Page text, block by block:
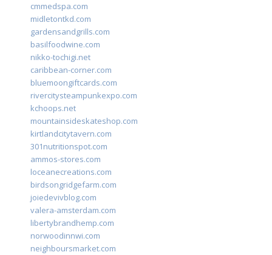
cmmedspa.com
midletontkd.com
gardensandgrills.com
basilfoodwine.com
nikko-tochigi.net
caribbean-corner.com
bluemoongiftcards.com
rivercitysteampunkexpo.com
kchoops.net
mountainsideskateshop.com
kirtlandcitytavern.com
301nutritionspot.com
ammos-stores.com
loceanecreations.com
birdsongridgefarm.com
joiedevivblog.com
valera-amsterdam.com
libertybrandhemp.com
norwoodinnwi.com
neighboursmarket.com